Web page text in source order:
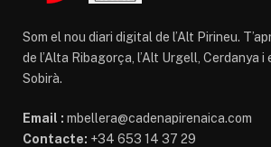
Som el nou diari digital de l’Alt Pirineu.
de l’Alta Ribagorça, l’Alt Urgell, Cerdanya i
Sobirà.
Email : mbellera@cadenapirenaica.com
Contacte: +34 653 14 37 29